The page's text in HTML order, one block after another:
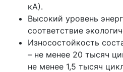
кА).
Высокий уровень
соответствие
Износостойкость
– не менее 20 тысяч
не менее 1,5 тысяч